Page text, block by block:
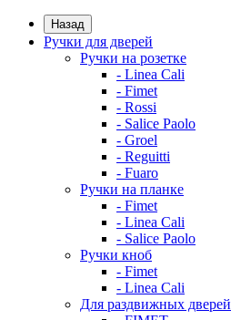
Назад
Ручки для дверей
Ручки на розетке
- Linea Cali
- Fimet
- Rossi
- Salice Paolo
- Groel
- Reguitti
- Fuaro
Ручки на планке
- Fimet
- Linea Cali
- Salice Paolo
Ручки кноб
- Fimet
- Linea Cali
Для раздвижных дверей